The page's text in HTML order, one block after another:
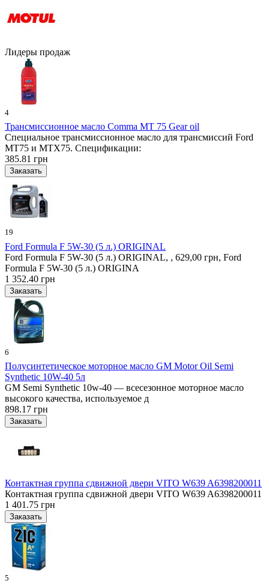
Лидеры продаж
4
Трансмиссионное масло Comma MT 75 Gear oil
Специальное трансмиссионное масло для трансмиссий Ford
MT75 и MTX75. Спецификации:
385.81 грн
19
Ford Formula F 5W-30 (5 л.) ORIGINAL
Ford Formula F 5W-30 (5 л.) ORIGINAL, , 629,00 грн, Ford
Formula F 5W-30 (5 л.) ORIGINA
1 352.40 грн
6
Полусинтетическое моторное масло GM Motor Oil Semi
Synthetic 10W-40 5л
GM Semi Synthetic 10w-40 — всесезонное моторное масло
высокого качества, используемое д
898.17 грн
Контактная группа сдвижной двери VITO W639 A6398200011
Контактная группа сдвижной двери VITO W639 A6398200011
1 401.75 грн
5